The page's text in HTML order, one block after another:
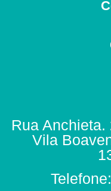
Rua
Vila